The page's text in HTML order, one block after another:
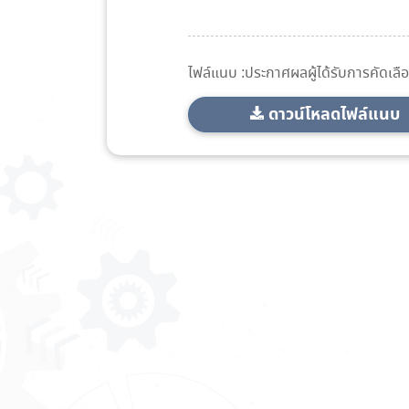
ไฟล์แนบ :ประกาศผลผู้ได้รับการคัดเลื
ดาวน์โหลดไฟล์แนบ